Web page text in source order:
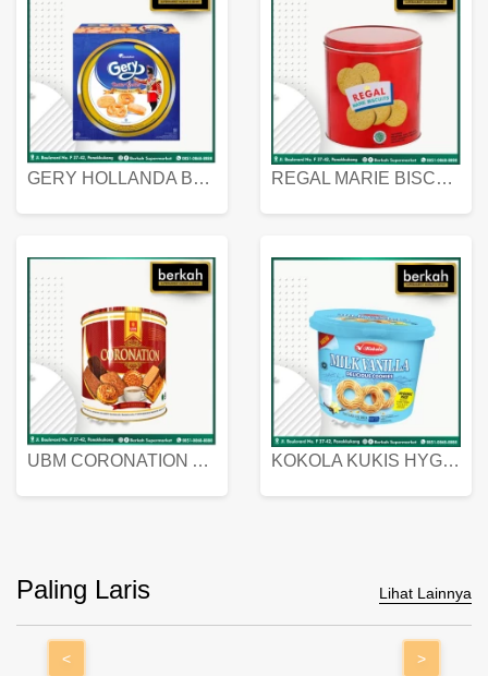
GERY HOLLANDA BUTTER COOKIES 450 GRAM REGAL MARIE BISCUIT KALENG 550 GRAM
UBM CORONATION ASSORTED BISKUIT KALENG 450 GRAM KOKOLA KUKIS HYGIENIC MILK VANILLA PACK 320 GR
Paling Laris Lihat Lainnya
< >